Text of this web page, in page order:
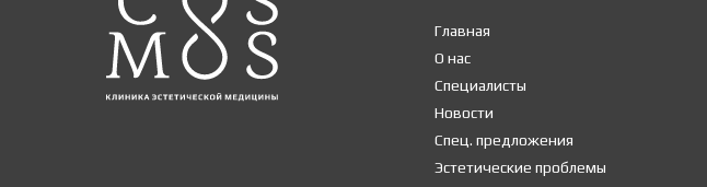
Главная
О нас
Специалисты
Новости
Спец. предложения
Эстетические проблемы